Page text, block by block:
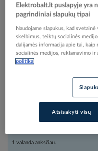
Gamintojo prekės kodas
Įtraukti į palyginimą
1 valanda anksčiau.
Elektrobalt.lt puslapyje yra
pagrindiniai slapukų tipai
Naudojame slapukus, kad
skelbimus, teiktų socialinės
dalijamės informacija apie tai, kaip
socialinės medijos, reklamavimo ir
politika
Atsisakyti visų